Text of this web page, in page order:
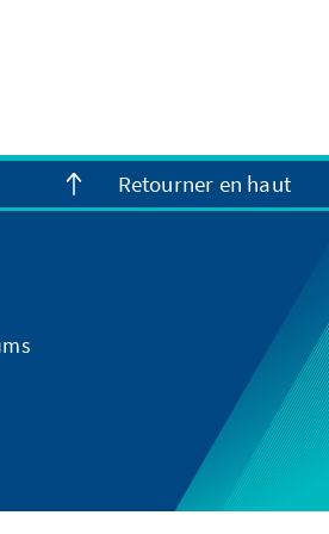
Retourner en haut